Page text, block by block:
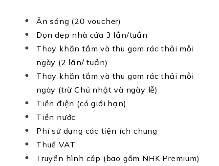
Ăn sáng (20 voucher)
Dọn dẹp nhà cửa 3 lần/tuần
Thay khăn tắm và thu gom rác thải mỗi
ngày (2 lần/ tuần)
Thay khăn tắm và thu gom rác thải mỗi
ngày (trừ Chủ nhật và ngày lễ)
Tiền điện (có giới hạn)
Tiền nước
Phí sử dụng các tiện ích chung
Thuế VAT
Truyền hình cáp (bao gồm NHK Premium)